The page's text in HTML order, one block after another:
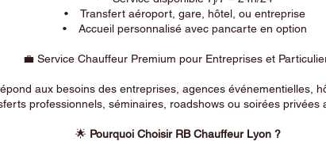
• Transfert aéroport, gare, hôtel, ou entreprise
• Accueil personnalisé avec pancarte en option
💼 Service Chauffeur Premium pour Entreprises et
aux besoins des entreprises, agences événementielles,
professionnels, séminaires, roadshows ou soirées privées
🌟 Pourquoi Choisir RB Chauffeur Lyon ?